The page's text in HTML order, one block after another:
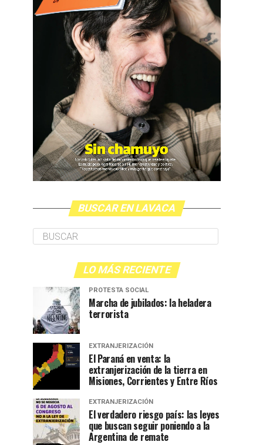
BUSCAR EN LAVACA
LO MÁS RECIENTE
PROTESTA SOCIAL
Marcha de jubilados: la heladera
terrorista
EXTRANJERIZACIÓN
El Paraná en venta: la
extranjerización de la tierra en
Misiones, Corrientes y Entre Ríos
EXTRANJERIZACIÓN
El verdadero riesgo país: las leyes
que buscan seguir poniendo a la
Argentina de remate